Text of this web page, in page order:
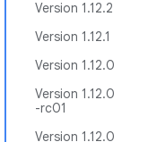
Version 1.12.2
Version 1.12.1
Version 1.12.0
Version 1.12.0
-rc01
Version 1.12.0